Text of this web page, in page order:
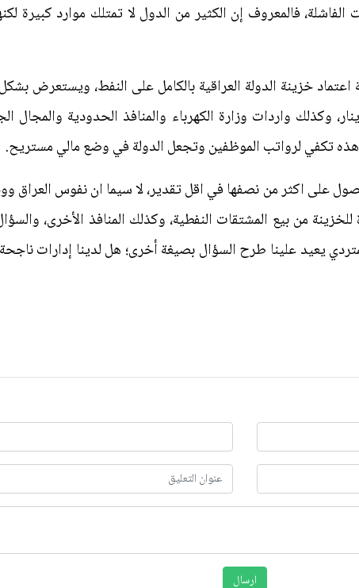
الفاشلة، فالمعروف إن الكثير من الدول لا تمتلك موارد كبيرة
خزينة الدولة العراقية بالكامل على النفط، ويستعرض
محليا والتي تبلغ نحو 40 ترليون دينار، وكذلك واردات وزارة الكهرباء والمنافذ الحدودية
وهذه تكفي لرواتب الموظفين وتجعل الدولة في وضع مالي مستريح.
على اكثر من نصفها في اقل تقدير، لا سيما ان نفوس العراق
من بيع المشتقات النفطية، وكذلك المنافذ الأخرى،
يعيد علينا طرح السؤال بصيغة أخرى؛ هل لدينا إدارات